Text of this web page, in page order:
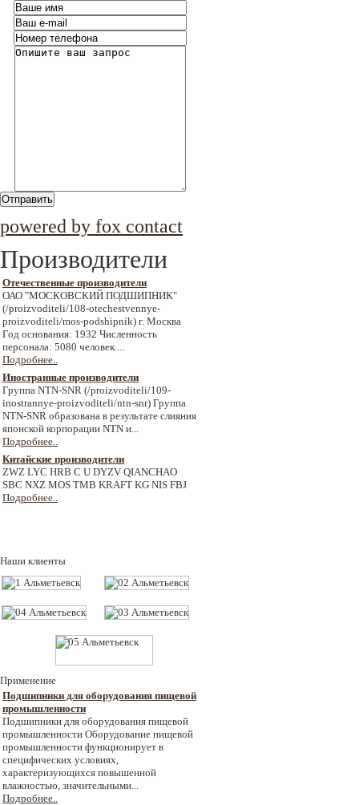
Отправить
powered by fox contact
Производители
Отечественные производители
ОАО "МОСКОВСКИЙ ПОДШИПНИК"
(/proizvoditeli/108-otechestvennye-
proizvoditeli/mos-podshipnik) г. Москва
Год основания: 1932 Численность
персонала: 5080 человек....
Подробнее..
Иностранные производители
Группа NTN-SNR (/proizvoditeli/109-
inostrannye-proizvoditeli/ntn-snr) Группа
NTN-SNR образована в результате слияния
японской корпорации NTN и...
Подробнее..
Китайские производители
ZWZ LYC HRB C U DYZV QIANCHAO
SBC NXZ MOS TMB KRAFT KG NIS FBJ
Подробнее..
Наши клиенты
Применение
Подшипники для оборудования пищевой
промышленности
Подшипники для оборудования пищевой
промышленности Оборудование пищевой
промышленности функционирует в
специфических условиях,
характеризующихся повышенной
влажностью, значительными...
Подробнее..